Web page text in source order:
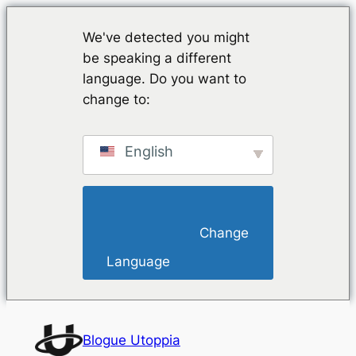
We've detected you might
be speaking a different
language. Do you want to
change to:
English
Language
Blogue Utoppia